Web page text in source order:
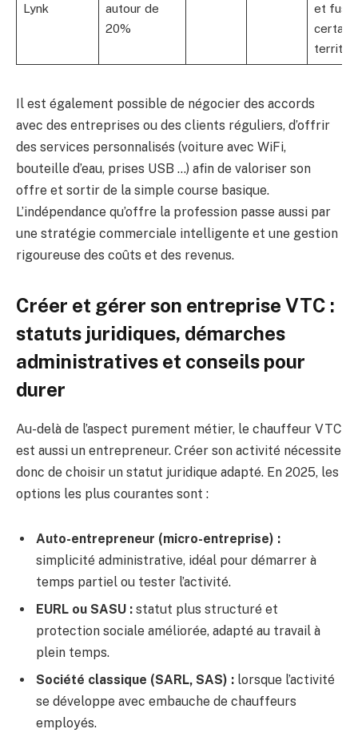
Lynk
autour de
20%
et
certains
Il est également possible de négocier des accords
avec des entreprises ou des clients réguliers, d’offrir
des services personnalisés (voiture avec WiFi,
bouteille d’eau, prises USB …) afin de valoriser son
offre et sortir de la simple course basique.
L’indépendance qu’offre la profession passe aussi par
une stratégie commerciale intelligente et une gestion
rigoureuse des coûts et des revenus.
Créer et gérer son entreprise VTC :
statuts juridiques, démarches
administratives et conseils pour
durer
Au-delà de l’aspect purement métier, le chauffeur VTC
est aussi un entrepreneur. Créer son activité nécessite
donc de choisir un statut juridique adapté. En 2025, les
options les plus courantes sont :
Auto-entrepreneur (micro-entreprise) :
simplicité administrative, idéal pour démarrer à
temps partiel ou tester l’activité.
EURL ou SASU : statut plus structuré et
protection sociale améliorée, adapté au travail à
plein temps.
Société classique (SARL, SAS) : lorsque l’activité
se développe avec embauche de chauffeurs
employés.